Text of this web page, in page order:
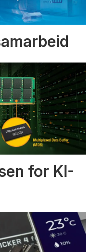
for KI-